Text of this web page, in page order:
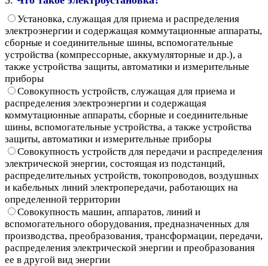
Установка, служащая для приема и распределения
электроэнергии и содержащая коммутационные аппараты,
сборные и соединительные шины, вспомогательные
устройства (компрессорные, аккумуляторные и др.), а
также устройства защиты, автоматики и измерительные
приборы
Совокупность устройств, служащая для приема и
распределения электроэнергии и содержащая
коммутационные аппараты, сборные и соединительные
шины, вспомогательные устройства, а также устройства
защиты, автоматики и измерительные приборы
Совокупность устройств для передачи и распределения
электрической энергии, состоящая из подстанций,
распределительных устройств, токопроводов, воздушных
и кабельных линий электропередачи, работающих на
определенной территории
Совокупность машин, аппаратов, линий и
вспомогательного оборудования, предназначенных для
производства, преобразования, трансформации, передачи,
распределения электрической энергии и преобразования
ее в другой вид энергии